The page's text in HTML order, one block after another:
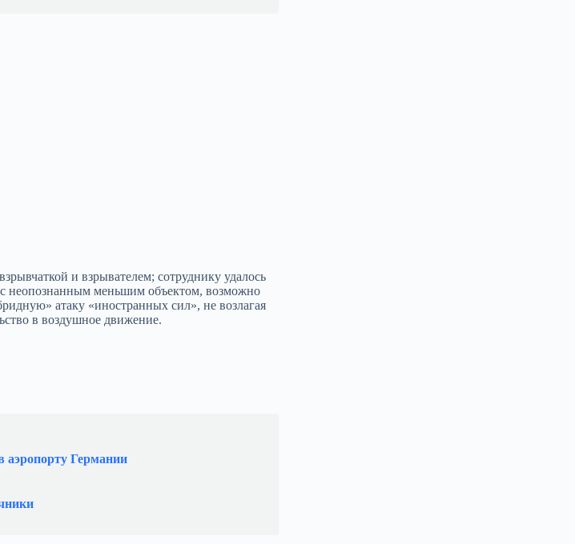
и взрывателем; сотруднику удалось
с неопознанным меньшим объектом, возможно
атаку «иностранных сил», не возлагая
в воздушное движение.
аэропорту Германии